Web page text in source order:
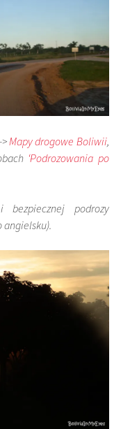
Mapy drogowe Boliwii,
‘Podrozowania po
podrozy
angielsku).